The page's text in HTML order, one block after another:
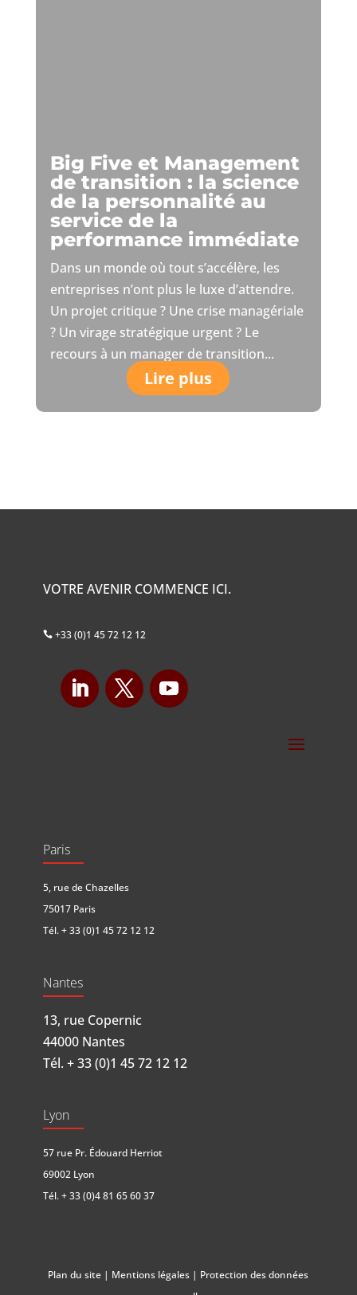
Big Five et Management
de transition : la science
de la personnalité au
service de la
performance immédiate
Dans un monde où tout s’accélère, les
entreprises n’ont plus le luxe d’attendre.
Un projet critique ? Une crise managériale
? Un virage stratégique urgent ? Le
recours à un manager de transition...
Lire plus
VOTRE AVENIR COMMENCE ICI.
+33 (0)1 45 72 12 12
Paris
5, rue de Chazelles
75017 Paris
Tél.+ 33 (0)1 45 72 12 12
Nantes
13, rue Copernic
44000 Nantes
Tél. + 33 (0)1 45 72 12 12
Lyon
57 rue Pr. Édouard Herriot
69002 Lyon
Tél.+ 33 (0)4 81 65 60 37
Plan du site | Mentions légales | Protection des données